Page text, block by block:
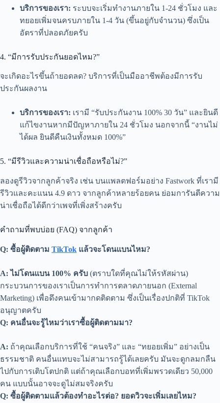
บริการของเรา: ระบบจะเริ่มทำงานภายใน 1-24 ชั่วโมง และ
ทยอยเพิ่มจนครบภายใน 1-4 วัน (ขึ้นอยู่กับจำนวน) ซึ่งเป็น
อัตราที่ปลอดภัยครับ
4. “มีการรับประกันยอดไหม?”
จะเกิดอะไรขึ้นถ้ายอดลด? บริการที่เป็นมืออาชีพต้องมีการรับ
ประกันผลงาน
บริการของเรา: เรามี “รับประกันงาน 100% 30 วัน” และยินดี
แก้ไขงานหากมีปัญหาภายใน 24 ชั่วโมง นอกจากนี้ “งานไม่
ได้ผล ยินดีคืนเงินทั้งหมด 100%”
5. “มีรีวิวและความน่าเชื่อถือหรือไม่?”
ลองดูรีวิวจากลูกค้าจริง เช่น บนแพลตฟอร์มอย่าง Fastwork ที่เรามี
รีวิวและคะแนน 4.9 ดาว จากลูกค้าหลายร้อยคน ย่อมการันตีความ
น่าเชื่อถือได้ดีกว่าเพจที่เพิ่งสร้างครับ
คำถามที่พบบ่อย (FAQ) จากลูกค้า
Q: ซื้อผู้ติดตาม TikTok แล้วจะโดนแบนไหม?
A: ไม่โดนแบน 100% ครับ (ตราบใดที่คุณไม่ให้รหัสผ่าน)
กระบวนการของเราเป็นการทำการตลาดภายนอก (External
Marketing) เพื่อดึงคนเข้ามากดติดตาม ซึ่งเป็นเรื่องปกติที่ TikTok
อนุญาตครับ
Q: คนอื่นจะรู้ไหมว่าเราซื้อผู้ติดตามมา?
A: ถ้าคุณเลือกบริการที่ใช้ “คนจริง” และ “ทยอยเพิ่ม” อย่างเป็น
ธรรมชาติ คนอื่นแทบจะไม่สามารถรู้ได้เลยครับ มันจะดูกลมกลืน
ไปกับการเติบโตปกติ แต่ถ้าคุณเลือกบอทที่เพิ่มพรวดเดียว 50,000
คน แบบนั้นอาจจะดูไม่สมจริงครับ
Q: ซื้อผู้ติดตามแล้วต้องทำอะไรต่อ? ยอดวิวจะเพิ่มเลยไหม?